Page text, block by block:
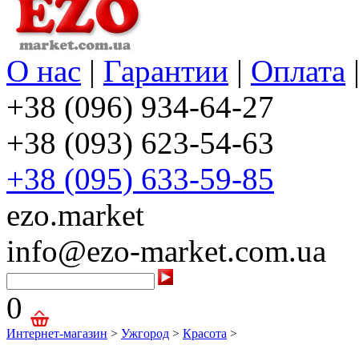
О нас | Гарантии | Оплата
+38 (096) 934-64-27
+38 (093) 623-54-63
+38 (095) 633-59-85
ezo.market
info@ezo-market.com.ua
0
Интернет-магазин > Ужгород > Красота >